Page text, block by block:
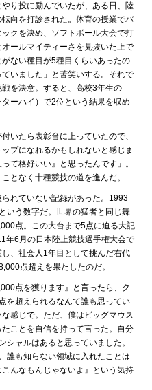
り投に励んでいたが、ある日、陸
向を打診された。体育の授業でバ
クを決め、ソフトボール大会で打
ールマイティーさを見抜いた上で
ない種目が5種目くらいあったの
いました」と苦笑いする。それで
を決意。すると、高校3年生の
ーハイ）で2位という結果を収め
いたら表彰台に上っていたので、
プになれるかもしれないと感じま
て格好いい』と思ったんです」。
となく十種競技の道を進んだ。
れていない記録があった。1993
いう数字だ。世界の猛者と同じ舞
点。この大台まで5点に迫る大記
年6月の日本陸上競技選手権大会で
、社会人1年目として挑んだ右代
点超えを果たしたのだ。
点を獲ります』と言ったら、ク
を超えられるなんて誰も思ってい
感じで。ただ、僕はビッグマウス
ことを自信を持って言った。自分
ャルはあると思っていました。
誰も知らない領域に入れたことは
んなもんじゃないよ』という気持